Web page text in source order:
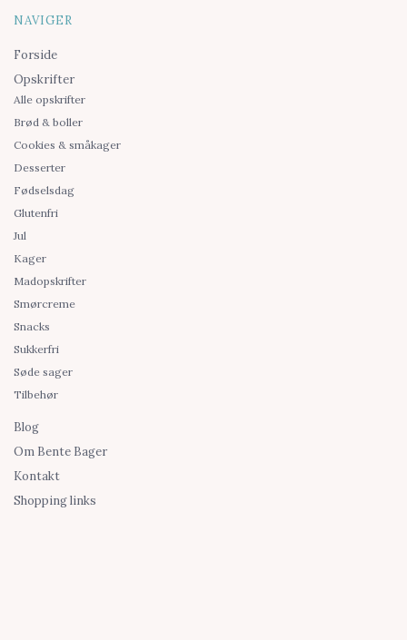
NAVIGER
Forside
Opskrifter
Alle opskrifter
Brød & boller
Cookies & småkager
Desserter
Fødselsdag
Glutenfri
Jul
Kager
Madopskrifter
Smørcreme
Snacks
Sukkerfri
Søde sager
Tilbehør
Blog
Om Bente Bager
Kontakt
Shopping links